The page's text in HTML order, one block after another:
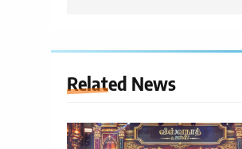
Related News